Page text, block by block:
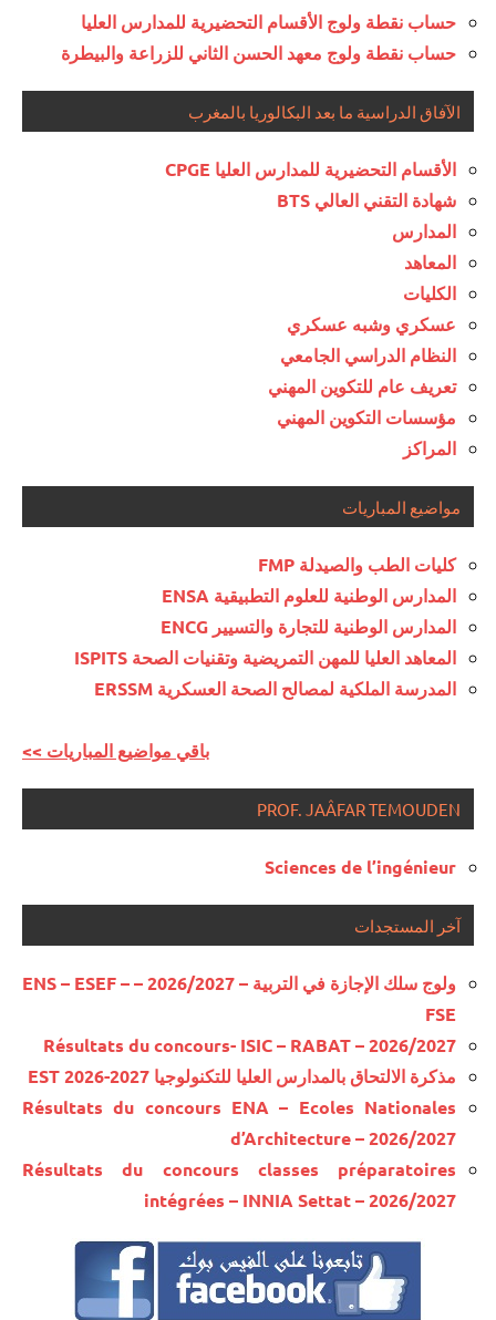
حساب نقطة ولوج الأقسام التحضيرية للمدارس العليا
حساب نقطة ولوج معهد الحسن الثاني للزراعة والبيطرة
الآفاق الدراسية ما بعد البكالوريا بالمغرب
الأقسام التحضيرية للمدارس العليا CPGE
شهادة التقني العالي BTS
المدارس
المعاهد
الكليات
عسكري وشبه عسكري
النظام الدراسي الجامعي
تعريف عام للتكوين المهني
مؤسسات التكوين المهني
المراكز
مواضيع المباريات
كليات الطب والصيدلة FMP
المدارس الوطنية للعلوم التطبيقية ENSA
المدارس الوطنية للتجارة والتسيير ENCG
المعاهد العليا للمهن التمريضية وتقنيات الصحة ISPITS
المدرسة الملكية لمصالح الصحة العسكرية ERSSM
<< باقي مواضيع المباريات
PROF. JAÂFAR TEMOUDEN
Sciences de l’ingénieur
آخر المستجدات
ولوج سلك الإجازة في التربية – 2026/2027 – ENS – ESEF –
FSE
Résultats du concours- ISIC – RABAT – 2026/2027
مذكرة الالتحاق بالمدارس العليا للتكنولوجيا EST 2026-2027
Résultats du concours ENA – Ecoles Nationales
d’Architecture – 2026/2027
Résultats du concours classes préparatoires
intégrées – INNIA Settat – 2026/2027